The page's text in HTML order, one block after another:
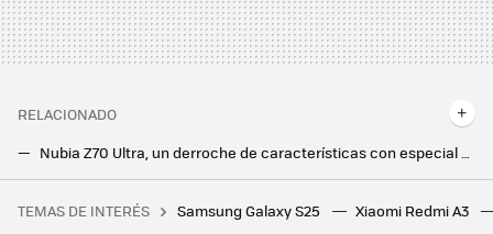
RELACIONADO
ZTE Nubia Z60 Ultra: cámara bajo la pantalla y Snapdragon 8 Gen 3 para uno de los móviles más potentes del año
Bali quiso atraer a todos los nómadas digitales con medidas increíbles. Así les va tres años después
TEMAS DE INTERÉS Samsung Galaxy S25 Xiaomi Redmi A3